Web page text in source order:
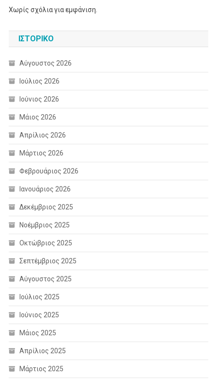
Χωρίς σχόλια για εμφάνιση.
ΙΣΤΟΡΙΚΌ
Αύγουστος 2026
Ιούλιος 2026
Ιούνιος 2026
Μάιος 2026
Απρίλιος 2026
Μάρτιος 2026
Φεβρουάριος 2026
Ιανουάριος 2026
Δεκέμβριος 2025
Νοέμβριος 2025
Οκτώβριος 2025
Σεπτέμβριος 2025
Αύγουστος 2025
Ιούλιος 2025
Ιούνιος 2025
Μάιος 2025
Απρίλιος 2025
Μάρτιος 2025